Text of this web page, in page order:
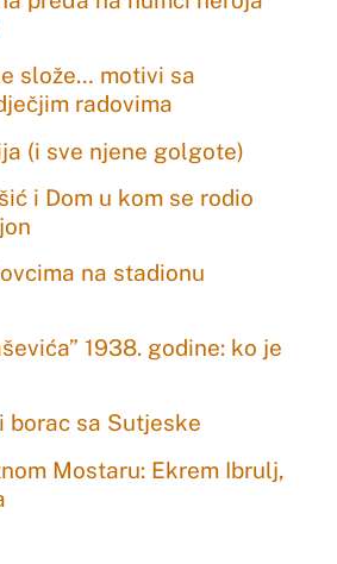
slože… motivi sa
radovima
(i sve njene golgote)
i Dom u kom se rodio
na stadionu
1938. godine: ko je
borac sa Sutjeske
Mostaru: Ekrem Ibrulj,